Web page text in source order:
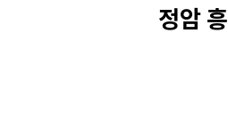
정암